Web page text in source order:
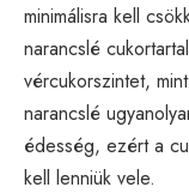
minimálisra kell
narancslé
vércukorszintet,
narancslé
édesség, ezért a
kell lenniük vele.